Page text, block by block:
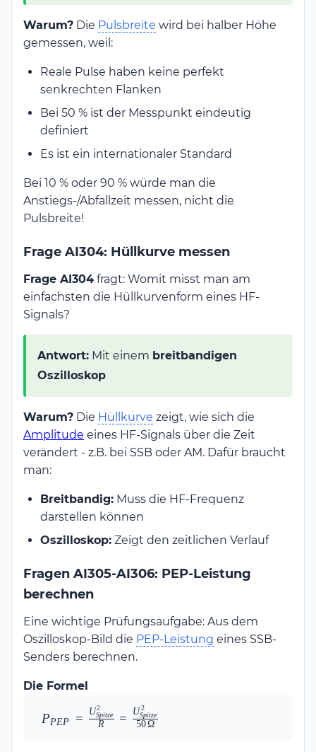
Warum? Die Pulsbreite wird bei halber Höhe
gemessen, weil:
Reale Pulse haben keine perfekt
senkrechten Flanken
Bei 50 % ist der Messpunkt eindeutig
definiert
Es ist ein internationaler Standard
Bei 10 % oder 90 % würde man die
Anstiegs-/Abfallzeit messen, nicht die
Pulsbreite!
Frage AI304: Hüllkurve messen
Frage AI304 fragt: Womit misst man am
einfachsten die Hüllkurvenform eines HF-
Signals?
Antwort: Mit einem breitbandigen
Oszilloskop
Warum? Die Hüllkurve zeigt, wie sich die
Amplitude eines HF-Signals über die Zeit
verändert - z.B. bei SSB oder AM. Dafür braucht
man:
Breitbandig: Muss die HF-Frequenz
darstellen können
Oszilloskop: Zeigt den zeitlichen Verlauf
Fragen AI305-AI306: PEP-Leistung
berechnen
Eine wichtige Prüfungsaufgabe: Aus dem
Oszilloskop-Bild die PEP-Leistung eines SSB-
Senders berechnen.
Die Formel
P_{PEP} =
\frac{U_{Spitze}^2}
PPEP = R
USpitze
2
= 50Ω
USpitze
2